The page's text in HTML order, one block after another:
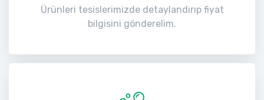
Ürünleri tesislerimizde detaylandırıp fiyat
bilgisini gönderelim.